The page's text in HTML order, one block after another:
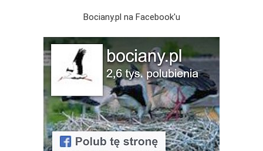
Bociany.pl na Facebook'u